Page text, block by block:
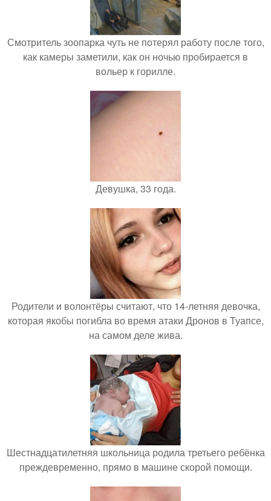
Смотритель зоопарка чуть не потерял работу после того,
как камеры заметили, как он ночью пробирается в
вольер к горилле.
Девушка, 33 года.
Родители и волонтёры считают, что 14-летняя девочка,
которая якобы погибла во время атаки Дронов в Туапсе,
на самом деле жива.
Шестнадцатилетняя школьница родила третьего ребёнка
преждевременно, прямо в машине скорой помощи.